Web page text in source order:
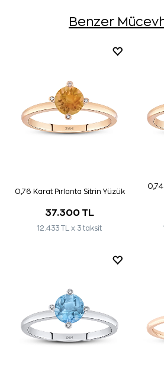
Benzer
0,76 Karat Pırlanta Sitrin Yüzük
37.300 TL
12.433 TL x 3 taksit